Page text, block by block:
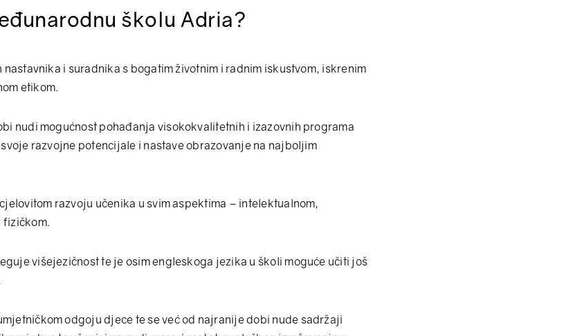
školu Adria?
i suradnika s bogatim životnim i radnim iskustvom, iskrenim
etikom.
nudi mogućnost pohađanja visokokvalitetnih i izazovnih programa
razvojne potencijale i nastave obrazovanje na najboljim
razvoju učenika u svim aspektima – intelektualnom,
fizičkom.
višejezičnost te je osim engleskoga jezika u školi moguće učiti još
odgoju djece te se već od najranije dobi nude sadržaji